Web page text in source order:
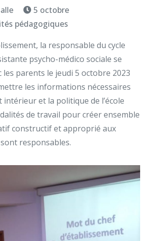
5 octobre
pédagogiques
la responsable du cycle
psycho-médico sociale se
les parents le jeudi 5 octobre 2023
les informations nécessaires
et la politique de l’école
de travail pour créer ensemble
constructif et approprié aux
responsables.